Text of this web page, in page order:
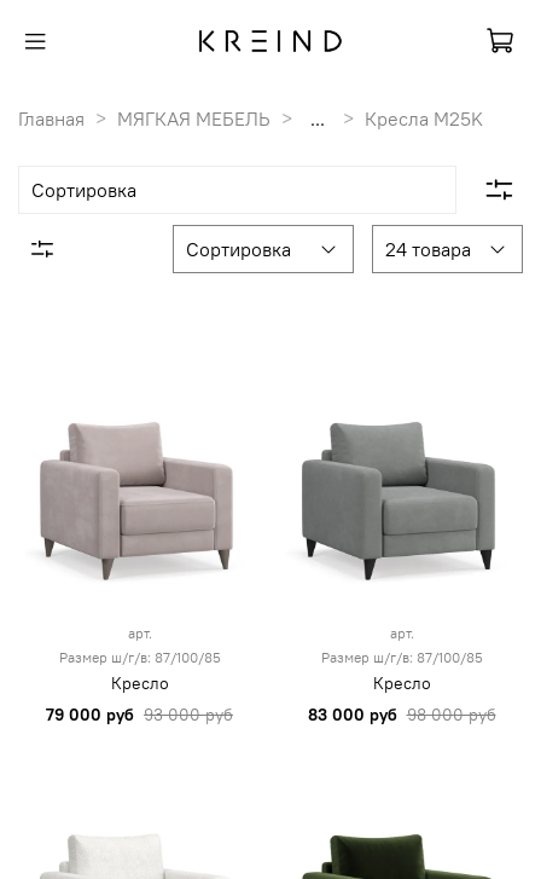
Главная МЯГКАЯ МЕБЕЛЬ ... Кресла M25K
арт.
Размер ш/г/в: 87/100/85
Кресло
79 000 руб 93 000 руб
арт.
Размер ш/г/в: 87/100/85
Кресло
83 000 руб 98 000 руб